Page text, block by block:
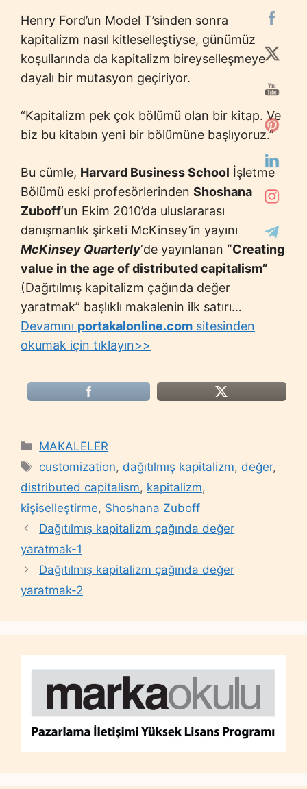
Henry Ford’un Model T’sinden sonra
kapitalizm nasıl kitleselleştiyse, günümüz
koşullarında da kapitalizm bireyselleşmeye
dayalı bir mutasyon geçiriyor.
“Kapitalizm pek çok bölümü olan bir kitap. Ve
biz bu kitabın yeni bir bölümüne başlıyoruz.”
Bu cümle, Harvard Business School İşletme
Bölümü eski profesörlerinden Shoshana
Zuboff‘un Ekim 2010’da uluslararası
danışmanlık şirketi McKinsey’in yayını
McKinsey Quarterly‘de yayınlanan “Creating
value in the age of distributed capitalism”
(Dağıtılmış kapitalizm çağında değer
yaratmak” başlıklı makalenin ilk satırı…
Devamını portakalonline.com sitesinden
okumak için tıklayın>>
Categories
MAKALELER
Tags
customization, dağıtılmış kapitalizm, değer,
distributed capitalism, kapitalizm,
kişiselleştirme, Shoshana Zuboff
Dağıtılmış kapitalizm çağında değer
yaratmak-1
Dağıtılmış kapitalizm çağında değer
yaratmak-2